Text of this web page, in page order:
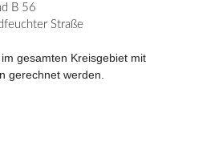
B 56
Straße
gesamten Kreisgebiet mit
gerechnet werden.